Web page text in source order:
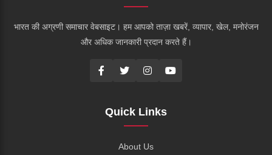
भारत की अग्रणी समाचार वेबसाइट। हम आपको ताज़ा खबरें, व्यापार, खेल, मनोरंजन
और अधिक जानकारी प्रदान करते हैं।
Quick Links
About Us